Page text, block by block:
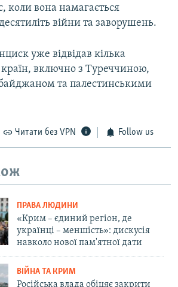
коли вона намагається
війни та заворушень.
уже відвідав кілька
включно з Туреччиною,
та палестинськими
Читати без VPN Follow us
ПРАВА ЛЮДИНИ
«Крим – єдиний регіон, де
українці – меншість»: дискусія
навколо нової пам'ятної дати
ВІЙНА ТА КРИМ
Російська влада обіцяє закрити